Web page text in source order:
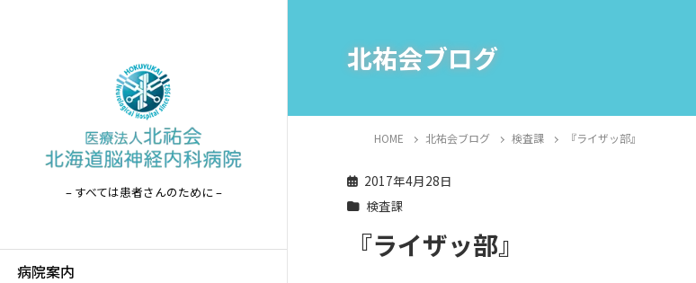
– すべては患者さんのために –
病院案内
北祐会ブログ
HOME 北祐会ブログ 検査課 『ライザッ部』
2017年4月28日
検査課
『ライザッ部』